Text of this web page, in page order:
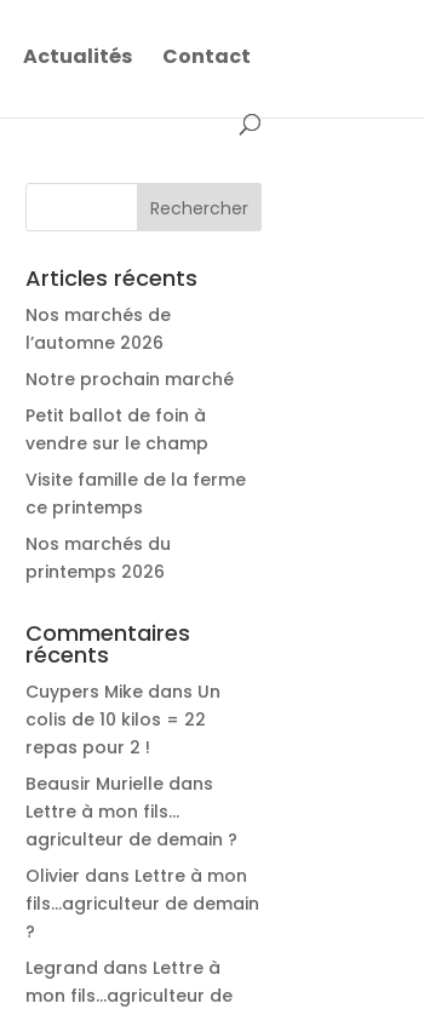
Actualités Contact
Articles récents
Nos marchés de
l’automne 2026
Notre prochain marché
Petit ballot de foin à
vendre sur le champ
Visite famille de la ferme
ce printemps
Nos marchés du
printemps 2026
Commentaires
récents
Cuypers Mike dans Un
colis de 10 kilos = 22
repas pour 2 !
Beausir Murielle dans
Lettre à mon fils…
agriculteur de demain ?
Olivier dans Lettre à mon
fils…agriculteur de demain
?
Legrand dans Lettre à
mon fils…agriculteur de